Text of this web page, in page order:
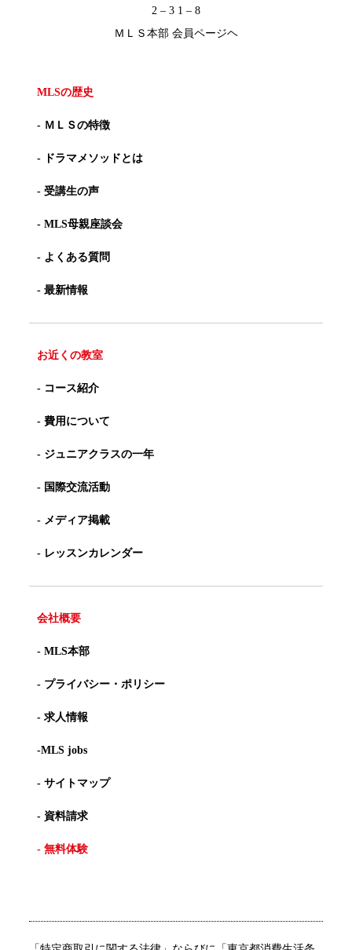
2 – 3 1 – 8
ＭＬＳ本部 会員ページヘ
MLSの歴史
- ＭＬＳの特徴
- ドラマメソッドとは
- 受講生の声
- MLS母親座談会
- よくある質問
- 最新情報
お近くの教室
- コース紹介
- 費用について
- ジュニアクラスの一年
- 国際交流活動
- メディア掲載
- レッスンカレンダー
会社概要
- MLS本部
- プライバシー・ポリシー
- 求人情報
-MLS jobs
- サイトマップ
- 資料請求
- 無料体験